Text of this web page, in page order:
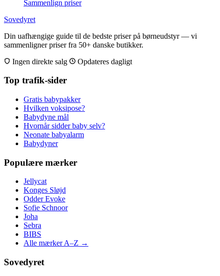
Sammenlign priser
Sovedyret
Din uafhængige guide til de bedste priser på børneudstyr — vi
sammenligner priser fra 50+ danske butikker.
Ingen direkte salg
Opdateres dagligt
Top trafik-sider
Gratis babypakker
Hvilken voksipose?
Babydyne mål
Hvornår sidder baby selv?
Neonate babyalarm
Babydyner
Populære mærker
Jellycat
Konges Sløjd
Odder Evoke
Sofie Schnoor
Joha
Sebra
BIBS
Alle mærker A–Z →
Sovedyret